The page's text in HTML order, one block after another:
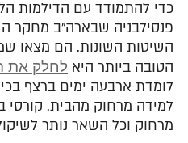
כדי להתמודד עם הדילמות
פנסילבניה שבארה"ב מחקר
השיטות השונות. הם מצאו
הטובה ביותר היא לחלק את
לומדת ארבעה ימים ברצף
למידה מרחוק מהבית. קורסי
מרחוק וכל השאר נותר